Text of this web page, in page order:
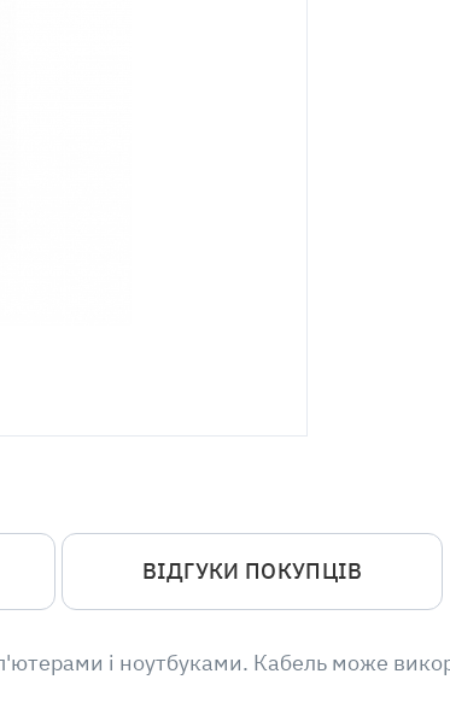
і ноутбуками. Кабель може
ВІДГУКИ ПОКУПЦІВ